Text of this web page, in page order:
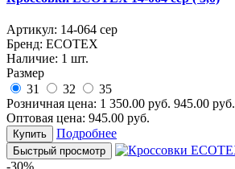
Артикул: 14-064 сер
Бренд: ECOTEX
Наличие: 1 шт.
Размер
31
32
35
Розничная цена: 1 350.00 руб. 945.00 руб.
Оптовая цена: 945.00 руб.
Купить Подробнее
Быстрый просмотр